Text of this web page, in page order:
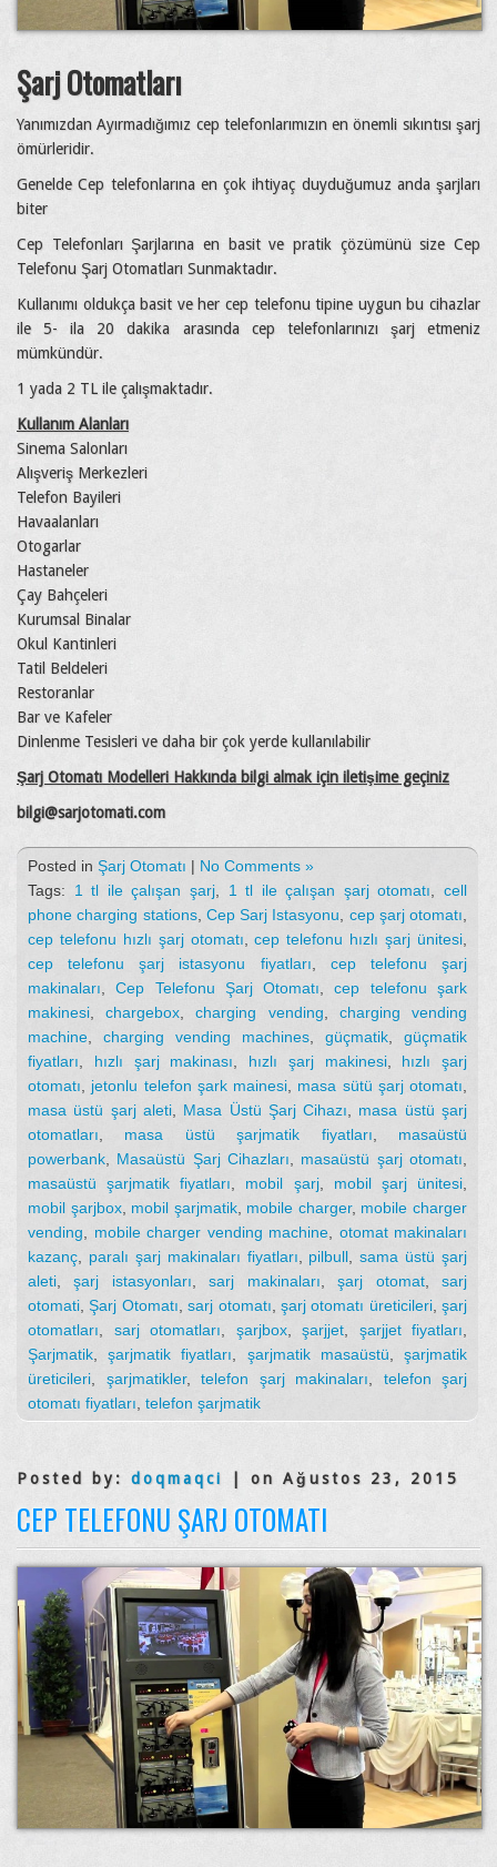
Şarj Otomatları
Yanımızdan Ayırmadığımız cep telefonlarımızın en önemli sıkıntısı şarj
ömürleridir.
Genelde Cep telefonlarına en çok ihtiyaç duyduğumuz anda şarjları
biter
Cep Telefonları Şarjlarına en basit ve pratik çözümünü size Cep
Telefonu Şarj Otomatları Sunmaktadır.
Kullanımı oldukça basit ve her cep telefonu tipine uygun bu cihazlar
ile 5- ila 20 dakika arasında cep telefonlarınızı şarj etmeniz
mümkündür.
1 yada 2 TL ile çalışmaktadır.
Kullanım Alanları
Sinema Salonları
Alışveriş Merkezleri
Telefon Bayileri
Havaalanları
Otogarlar
Hastaneler
Çay Bahçeleri
Kurumsal Binalar
Okul Kantinleri
Tatil Beldeleri
Restoranlar
Bar ve Kafeler
Dinlenme Tesisleri ve daha bir çok yerde kullanılabilir
Şarj Otomatı Modelleri Hakkında bilgi almak için iletişime geçiniz
bilgi@sarjotomati.com
Posted in Şarj Otomatı | No Comments »
Tags: 1 tl ile çalışan şarj, 1 tl ile çalışan şarj otomatı ,cell
phone charging stations, Cep Sarj Istasyonu cep şarj otomatı
cep telefonu hızlı şarj otomatı ,cep telefonu hızlı şarj ünitesi
cep telefonu şarj istasyonu fiyatları
cep telefonu şarj
makinaları ,Cep Telefonu Şarj Otomatı ,cep telefonu şark
makinesi ,chargebox ,charging vending
charging vending
machine
charging vending machines güçmatik
güçmatik
fiyatları
hızlı şarj makinası hızlı şarj makinesi, hızlı şarj
otomatı
jetonlu telefon şark mainesi masa sütü şarj otomatı
masa üstü şarj aleti, Masa Üstü Şarj Cihazı
masa üstü şarj
otomatları
masa üstü şarjmatik fiyatları
masaüstü
powerbank
Masaüstü Şarj Cihazları masaüstü şarj otomatı
masaüstü şarjmatik fiyatları
mobil şarj, mobil şarj ünitesi
mobil şarjbox, mobil şarjmatik, mobile charger, mobile charger
vending
mobile charger vending machine
otomat makinaları
kazanç
paralı şarj makinaları fiyatları pilbull ,sama üstü şarj
aleti ,şarj istasyonları ,sarj makinaları ,şarj otomat,sarj
otomati Şarj Otomatı ,sarj otomatı şarj otomatı üreticileri, şarj
otomatları
sarj otomatları şarjbox, şarjjet şarjjet fiyatları
Şarjmatik ,şarjmatik fiyatları şarjmatik masaüstü ,şarjmatik
üreticileri
şarjmatikler, telefon şarj makinaları
telefon şarj
otomatı fiyatları telefon şarjmatik
Posted by: doqmaqci | on Ağustos 23, 2015
CEP TELEFONU ŞARJ OTOMATI